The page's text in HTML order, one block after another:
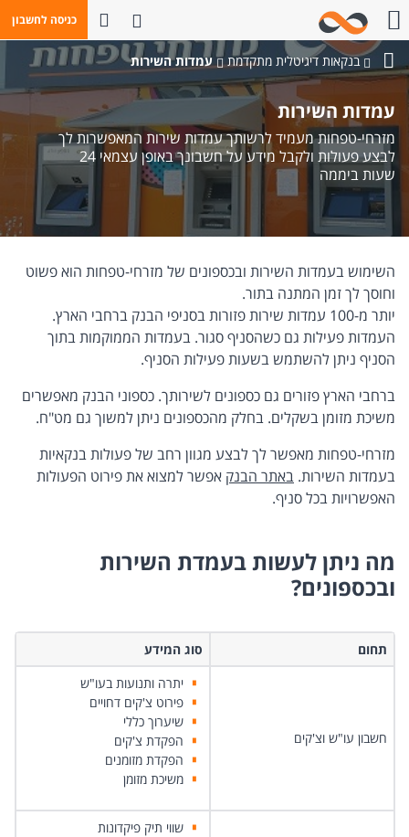
כניסה לחשבון
פתח חיפושחייגו אלינו
בנק
בנקאות דיגיטלית מתקדמת עמדות השירות
עמדות השירות
מזרחי-טפחות מעמיד לרשותך עמדות שירות המאפשרות לך
לבצע פעולות ולקבל מידע על חשבונך באופן עצמאי 24
שעות ביממה
השימוש בעמדות השירות ובכספונים של מזרחי-טפחות הוא פשוט
וחוסך לך זמן המתנה בתור.
יותר מ-100 עמדות שירות פזורות בסניפי הבנק ברחבי הארץ.
העמדות פעילות גם כשהסניף סגור. בעמדות הממוקמות בתוך
הסניף ניתן להשתמש בשעות פעילות הסניף.
ברחבי הארץ פזורים גם כספונים לשירותך. כספוני הבנק מאפשרים
משיכת מזומן בשקלים. בחלק מהכספונים ניתן למשוך גם מט"ח.
מזרחי-טפחות מאפשר לך לבצע מגוון רחב של פעולות בנקאיות
בעמדות השירות. באתר הבנק אפשר למצוא את פירוט הפעולות
האפשרויות בכל סניף.
מה ניתן לעשות בעמדת השירות
ובכספונים?
תחום סוג המידע
חשבון עו"ש וצ'קים
יתרה ותנועות בעו"ש
פירוט צ'קים דחויים
שיערוך כללי
הפקדת צ'קים
הפקדת מזומנים
משיכת מזומן
שווי תיק פיקדונות